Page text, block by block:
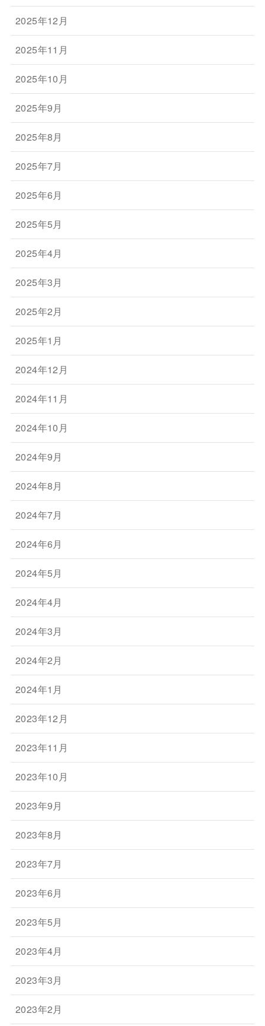
2025年12月
2025年11月
2025年10月
2025年9月
2025年8月
2025年7月
2025年6月
2025年5月
2025年4月
2025年3月
2025年2月
2025年1月
2024年12月
2024年11月
2024年10月
2024年9月
2024年8月
2024年7月
2024年6月
2024年5月
2024年4月
2024年3月
2024年2月
2024年1月
2023年12月
2023年11月
2023年10月
2023年9月
2023年8月
2023年7月
2023年6月
2023年5月
2023年4月
2023年3月
2023年2月